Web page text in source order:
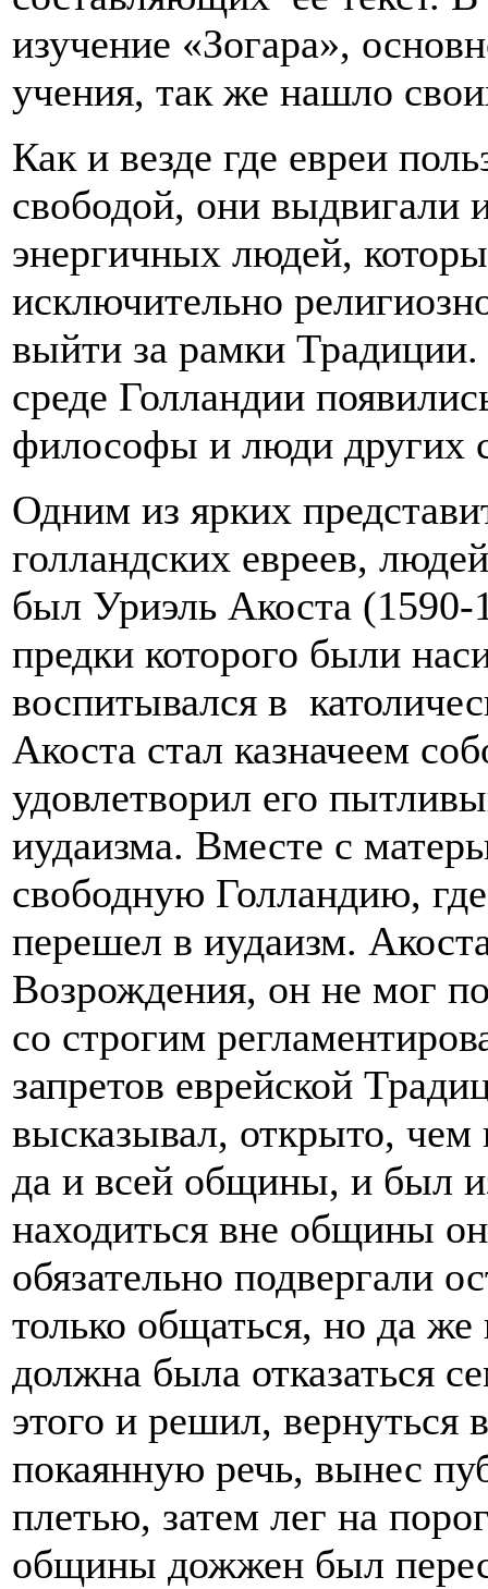
изучение «Зогара»,
учения, так же нашло
Как и везде где евреи
свободой, они выдвигали
энергичных людей,
исключительно
выйти за рамки Традиции.
среде Голландии
философы и люди других
Одним из ярких
голландских евреев,
был Уриэль Акоста
предки которого были
воспитывался в
Акоста стал казначеем
удовлетворил его
иудаизма. Вместе с
свободную Голландию,
перешел в иудаизм.
Возрождения, он не мог
со строгим
запретов еврейской
высказывал, открыто, чем
да и всей общины, и был
находиться вне общины
обязательно подвергали
только общаться, но да
должна была отказаться
этого и решил,
покаянную речь, вынес
плетью, затем лег на
общины дожжен был